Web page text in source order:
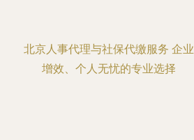
北京人事代理与社保代缴服务 企业
增效、个人无忧的专业选择